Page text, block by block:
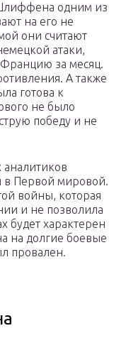
одним из
на его не
они считают
атаки,
за месяц.
А также
готова к
не было
победу и не
в Первой мировой.
войны, которая
и не позволила
будет характерен
на долгие боевые
провален.